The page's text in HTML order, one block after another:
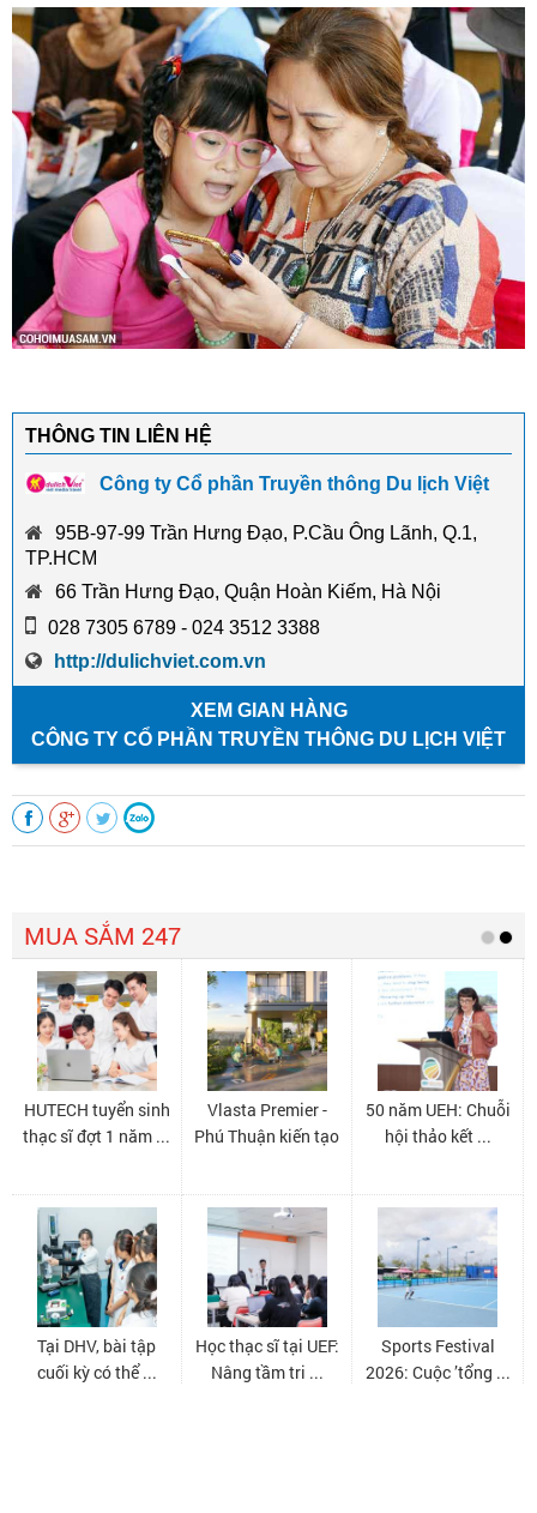
THÔNG TIN LIÊN HỆ
Công ty Cổ phần Truyền thông Du lịch Việt
95B-97-99 Trần Hưng Đạo, P.Cầu Ông Lãnh, Q.1,
TP.HCM
66 Trần Hưng Đạo, Quận Hoàn Kiếm, Hà Nội
028 7305 6789 - 024 3512 3388
http://dulichviet.com.vn
XEM GIAN HÀNG
CÔNG TY CỔ PHẦN TRUYỀN THÔNG DU LỊCH VIỆT